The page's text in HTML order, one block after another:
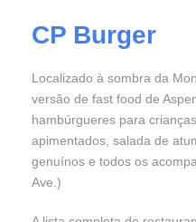
CP Burger
Localizado à sombra da
versão de fast food de
hambúrgueres para
apimentados, salada de
genuínos e todos os
Ave.)